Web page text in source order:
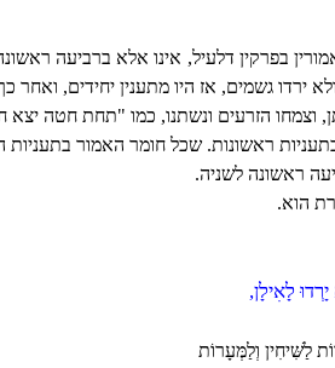
בפרקין דלעיל, אינו אלא ברביעה
ירדו גשמים, אז היו מתענין יחידים,
וצמחו הזרעים ונשתנו, כמו "תחת חטה
ראשונות. שכל חומר האמור בתעניות
ראשונה לשניה.
הוא.
לָאִילָן,
לַשִּׁיחִין וְלַמְּעָרוֹת